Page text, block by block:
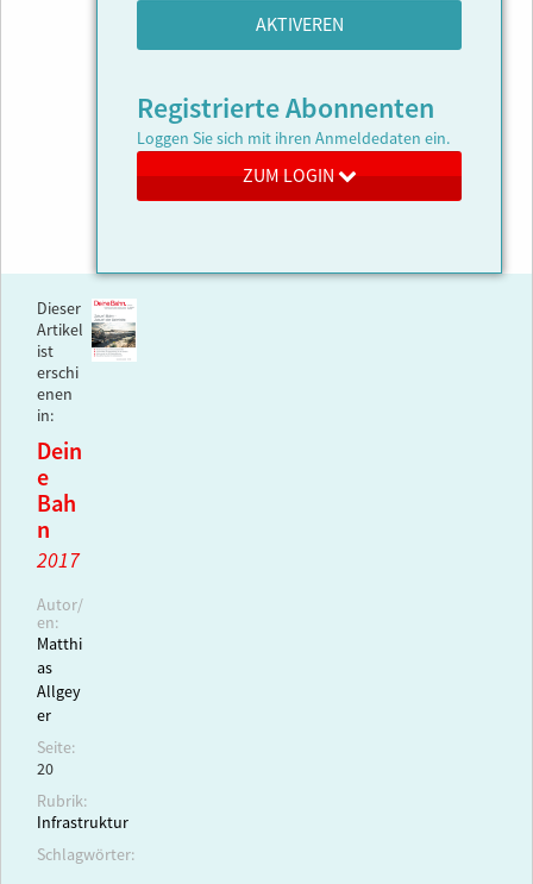
AKTIVEREN
Registrierte Abonnenten
Loggen Sie sich mit ihren Anmeldedaten ein.
ZUM LOGIN
Dieser
Artikel
ist
erschi
enen
in:
Dein
e
Bah
n
2017
Autor/
en:
Matthi
as
Allgey
er
Seite:
20
Rubrik:
Infrastruktur
Schlagwörter: